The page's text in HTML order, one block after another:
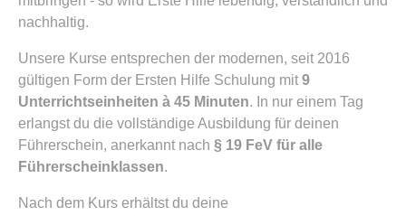
nachhaltig.
Unsere Kurse entsprechen der modernen, seit 2016
gültigen Form der Ersten Hilfe Schulung mit 9
Unterrichtseinheiten à 45 Minuten. In nur einem Tag
erlangst du die vollständige Ausbildung für deinen
Führerschein, anerkannt nach § 19 FeV für alle
Führerscheinklassen.
Nach dem Kurs erhältst du deine